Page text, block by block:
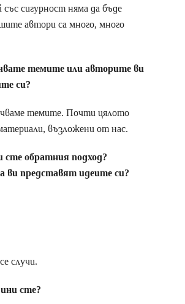
сигурност няма да бъде
автори са много, много
темите или авторите ви
си?
темите. Почти цялото
възложени от нас.
обратния подход?
ви представят идеите си?
случи.
сте?